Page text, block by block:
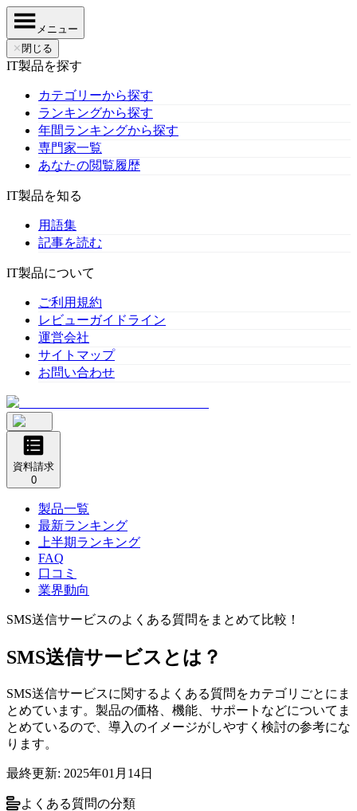
メニュー
✕ 閉じる
IT製品を探す
カテゴリーから探す
ランキングから探す
年間ランキングから探す
専門家一覧
あなたの閲覧履歴
IT製品を知る
用語集
記事を読む
IT製品について
ご利用規約
レビューガイドライン
運営会社
サイトマップ
お問い合わせ
資料請求
0
製品一覧
最新ランキング
上半期ランキング
FAQ
口コミ
業界動向
SMS送信サービスのよくある質問をまとめて比較！
SMS送信サービス とは？
SMS送信サービスに関するよくある質問をカテゴリごとにま
とめています。製品の価格、機能、サポートなどについてま
とめているので、導入のイメージがしやすく検討の参考にな
ります。
最終更新: 2025年01月14日
よくある質問の分類